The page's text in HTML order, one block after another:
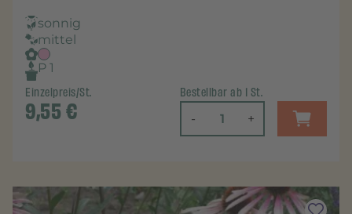
sonnig
mittel
P 1
Einzelpreis/St.
9,55€
Bestellbar ab 1 St.
- +